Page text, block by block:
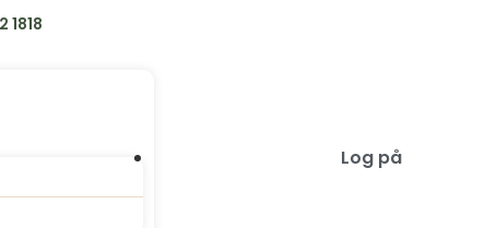
1818
Log på